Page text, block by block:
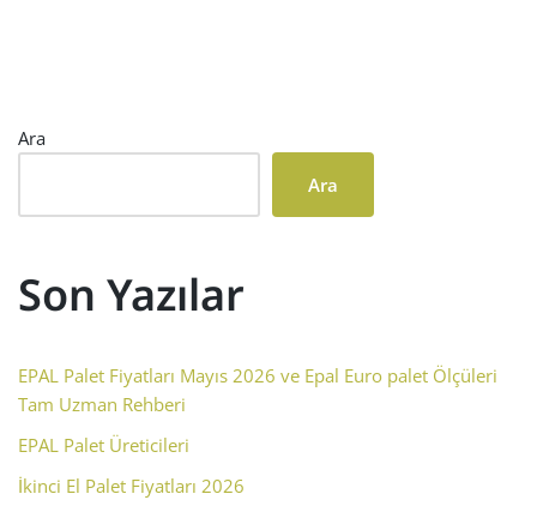
Ara
Ara
Son Yazılar
EPAL Palet Fiyatları Mayıs 2026 ve Epal Euro palet Ölçüleri
Tam Uzman Rehberi
EPAL Palet Üreticileri
İkinci El Palet Fiyatları 2026